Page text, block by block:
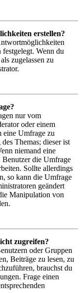
erstellen?
Wenn du
zugelassen zu
nur vom
oder einem
eine Umfrage zu
Themas; dieser ist
niemand eine
Benutzer die Umfrage
Sollte allerdings
so kann die Umfrage
geändert
Manipulation von
zugreifen?
oder Gruppen
Beiträge zu lesen, zu
brauchst du
Frage einen